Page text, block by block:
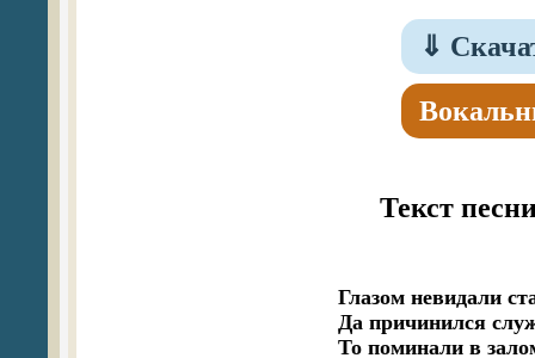
⇓
Текст
Глазом невидали
Да причинился
То поминали в